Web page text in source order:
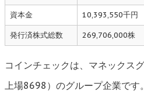
資本金 10,393,550千円
発行済株式総数 269,706,000株
コインチェックは、マネックス
上場8698）のグループ企業です。